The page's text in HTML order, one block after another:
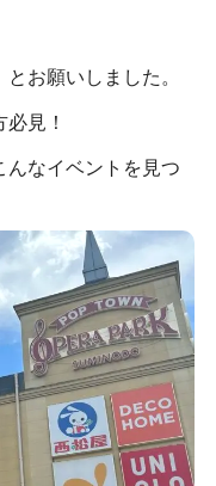
お願いしました。
見！
んなイベントを見つ